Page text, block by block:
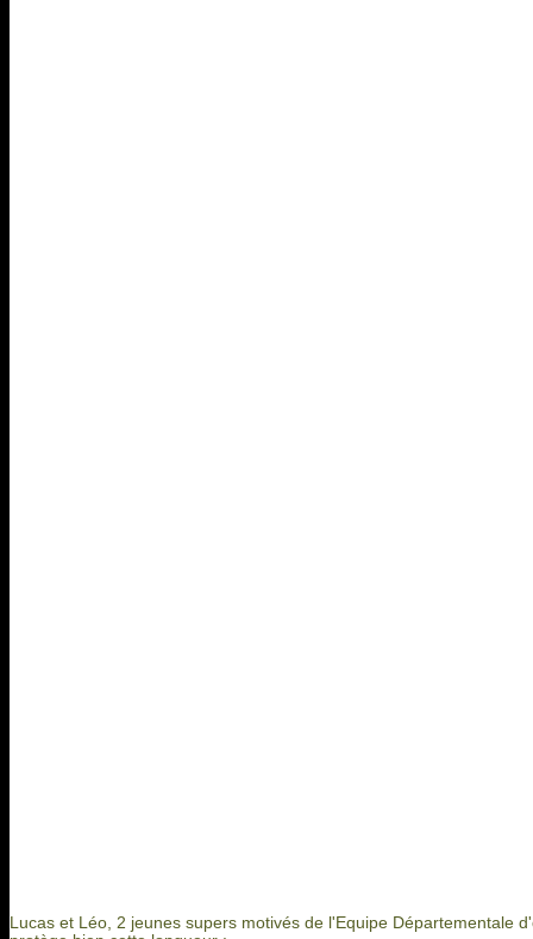
Lucas et Léo, 2 jeunes supers motivés de l'Equipe Départementale